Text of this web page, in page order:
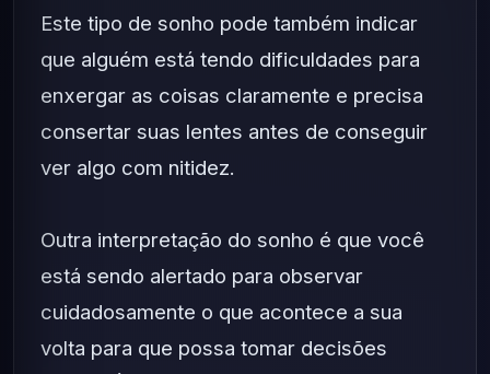
Este tipo de sonho pode também indicar
que alguém está tendo dificuldades para
enxergar as coisas claramente e precisa
consertar suas lentes antes de conseguir
ver algo com nitidez.
Outra interpretação do sonho é que você
está sendo alertado para observar
cuidadosamente o que acontece a sua
volta para que possa tomar decisões